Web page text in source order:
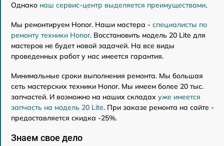
Однако наш сервис-центр выделяется преимуществами.
Мы ремонтируем Honor. Наши мастера - специалисты по
ремонту техники Honor. Восстановить модель 20 Lite для
мастеров не будет новой задачей. На все виды
проведенных работ у нас имеется гарантия.
Минимальные сроки выполнения ремонта. Мы большая
сеть мастерских техники Honor. Мы имеем более 20 тыс.
запчастей. И возможно на наших складах уже имеется
запчасть на модель 20 Lite. При заказе ремонта на сайте -
предоставляется скидка -25%.
Знаем свое дело